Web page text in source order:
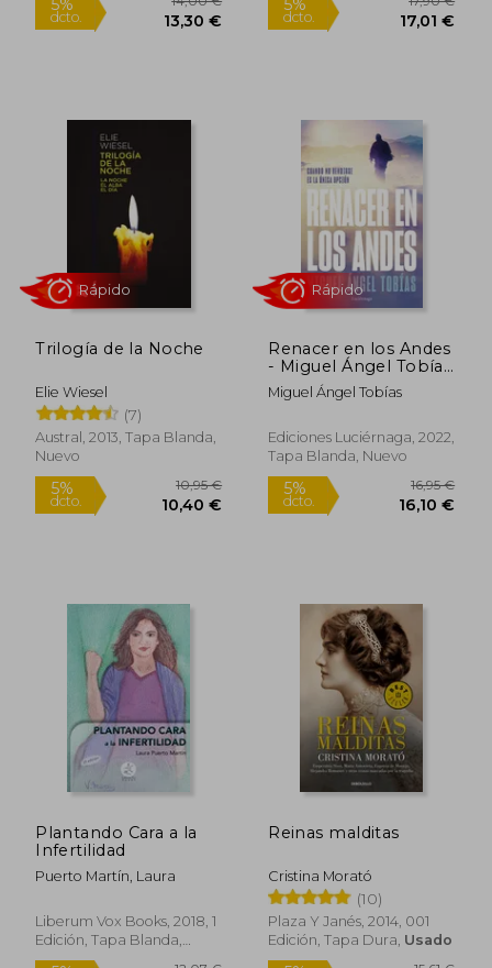
5% 5%
dcto.
Rápido
Trilogía de la Noche
Elie Wiesel
(7)
Austral, 2013, Tapa Blanda,
Nuevo
Rápido
Renacer en los Andes
- Miguel Ángel Tobías
- Libro Físico
Miguel Ángel Tobías
Ediciones Luciérnaga, 2022,
Tapa Blanda, Nuevo
Rápido
Plantando Cara a la
Infertilidad
Puerto Martín, Laura
Liberum Vox Books, 2018, 1
Edición, Tapa Blanda,
Nuevo
Reinas malditas
Cristina Morató
(10)
Plaza Y Janés, 2014, 001
Edición, Tapa Dura, Usado